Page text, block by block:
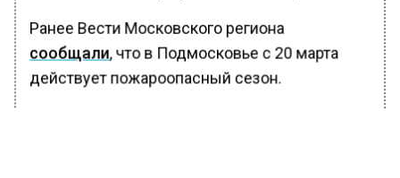
Ранее Вести Московского региона
сообщали, что в Подмосковье с 20 марта
действует пожароопасный сезон.